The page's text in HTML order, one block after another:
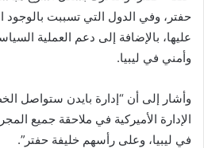
حفتر، وفي الدول التي تسببت
عليها، بالإضافة إلى دعم العملية
وأمني في ليبيا.
وأشار إلى أن “إدارة بايدن ستواصل
الإدارة الأميركية في ملاحقة جميع
في ليبيا، وعلى رأسهم خليفة حفتر”.